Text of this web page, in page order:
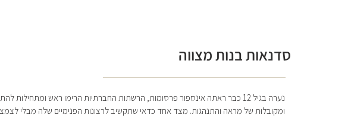
סדנאות בנות מצווה
נערה בגיל 12 כבר ראתה אינספור פרסומות, הרשתות החברתיות הרימו ראש ומתחילות
ומקובלוּת של מראה והתנהגות. מצד אחד כדאי שתקשיב לרצונות הפנימיים שלה מבלי